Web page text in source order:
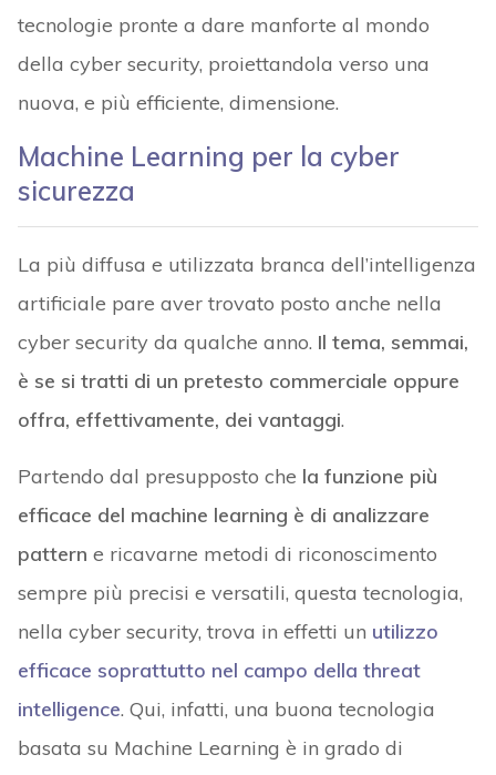
tecnologie pronte a dare manforte al mondo
della cyber security, proiettandola verso una
nuova, e più efficiente, dimensione.
Machine Learning per la cyber
sicurezza
La più diffusa e utilizzata branca dell’intelligenza
artificiale pare aver trovato posto anche nella
cyber security da qualche anno. Il tema, semmai,
è se si tratti di un pretesto commerciale oppure
offra, effettivamente, dei vantaggi.
Partendo dal presupposto che la funzione più
efficace del machine learning è di analizzare
pattern e ricavarne metodi di riconoscimento
sempre più precisi e versatili, questa tecnologia,
nella cyber security, trova in effetti un utilizzo
efficace soprattutto nel campo della threat
intelligence. Qui, infatti, una buona tecnologia
basata su Machine Learning è in grado di